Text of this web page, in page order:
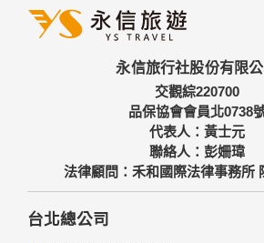
三、資料之保護
備及必要的安全防護措施，加以保護網站
嚴格的保護措施，只由經過授權的人員才
料，相關處理人員皆簽有保密合約，如有
會受到相關的法律處分。
如因業務需要有必要委託其他單位提供服
格要求其遵守保密義務，並且採取必要檢
實遵守。
四、網站對外的相關連結
永信旅行社股份有限公
交觀綜220700
品保協會會員北0738
代表人：黃士元
聯絡人：彭姍瑋
法律顧問：禾和國際法律事務所
台北總公司